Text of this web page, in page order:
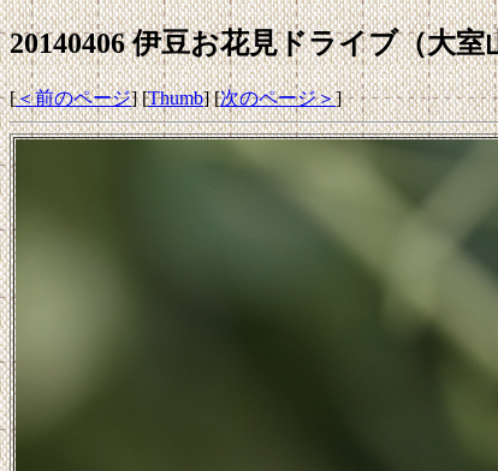
20140406 伊豆お花見ドライブ（大
[＜前のページ] [Thumb] [次のページ＞]